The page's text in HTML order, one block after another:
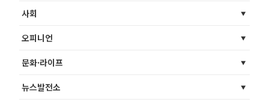
사회
오피니언
문화·라이프
뉴스발전소